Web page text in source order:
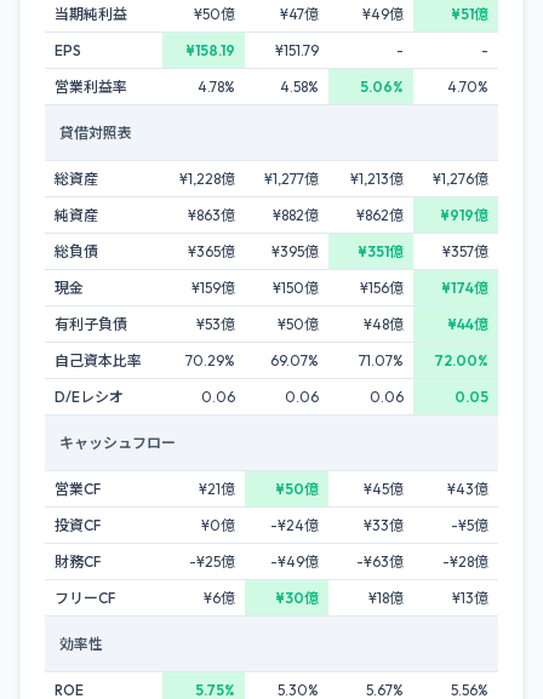
当期純利益
¥50億 ¥47億 ¥49億
¥51億
EPS
¥158.19 ¥151.79 -
-
営業利益率
4.78% 4.58% 5.06% 4.70%
貸借対照表
総資産 ¥1,228億 ¥1,277億 ¥1,213億
¥1,276億
純資産
¥863億 ¥882億 ¥862億
¥919億
総負債
¥365億 ¥395億 ¥351億
¥357億
現金
¥159億 ¥150億 ¥156億
¥174億
有利子負債
¥53億 ¥50億 ¥48億
¥44億
自己資本比率
70.29% 69.07% 71.07%
72.00%
D/Eレシオ
0.06 0.06 0.06 0.05
キャッシュフロー
営業CF ¥21億 ¥50億 ¥45億
¥43億
投資CF
¥0億 -¥24億 ¥33億
-¥5億
財務CF
-¥25億 -¥49億 -¥63億
-¥28億
フリーCF
¥6億 ¥30億 ¥18億 ¥13億
効率性
ROE 5.75% 5.30% 5.67%
5.56%